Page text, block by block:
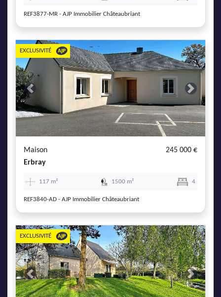
REF3877-MR - AJP Immobilier Châteaubriant
Previous Next
EXCLUSIVITÉ
Maison
245 000 €
Erbray
117 m² 1500 m² 4
REF3840-AD - AJP Immobilier Châteaubriant
Previous Next
EXCLUSIVITÉ